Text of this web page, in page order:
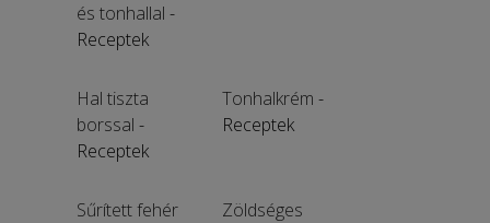
és tonhallal -
Receptek
Hal tiszta
borssal -
Receptek
Tonhalkrém -
Receptek
Sűrített fehér
Zöldséges